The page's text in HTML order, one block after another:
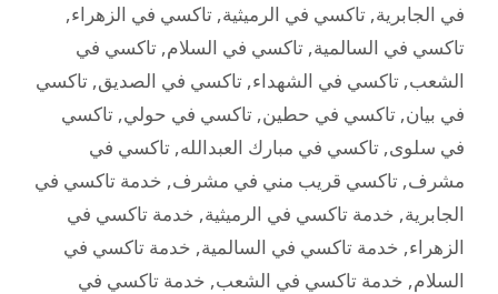
في الجابرية, تاكسي في الرميثية, تاكسي في الزهراء,
تاكسي في السالمية, تاكسي في السلام, تاكسي في
الشعب, تاكسي في الشهداء, تاكسي في الصديق, تاكسي
في بيان, تاكسي في حطين, تاكسي في حولي, تاكسي
في سلوى, تاكسي في مبارك العبدالله, تاكسي في
مشرف, تاكسي قريب مني في مشرف, خدمة تاكسي في
الجابرية, خدمة تاكسي في الرميثية, خدمة تاكسي في
الزهراء, خدمة تاكسي في السالمية, خدمة تاكسي في
السلام, خدمة تاكسي في الشعب, خدمة تاكسي في